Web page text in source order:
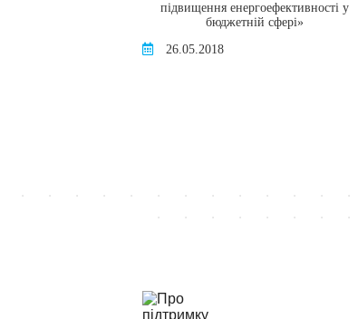
підвищення енергоефективності у
бюджетній сфері»
26.05.2018